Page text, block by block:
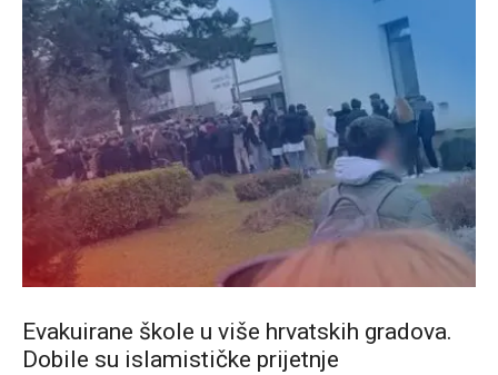
Evakuirane škole u više hrvatskih gradova.
Dobile su islamističke prijetnje